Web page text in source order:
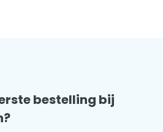
bestelling bij